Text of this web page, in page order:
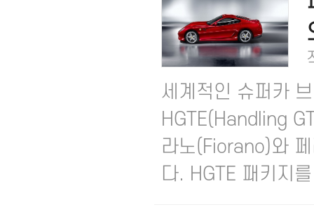
세계적인 슈퍼카
HGTE(Handling
라노(Fiorano)와
다. HGTE 패키지